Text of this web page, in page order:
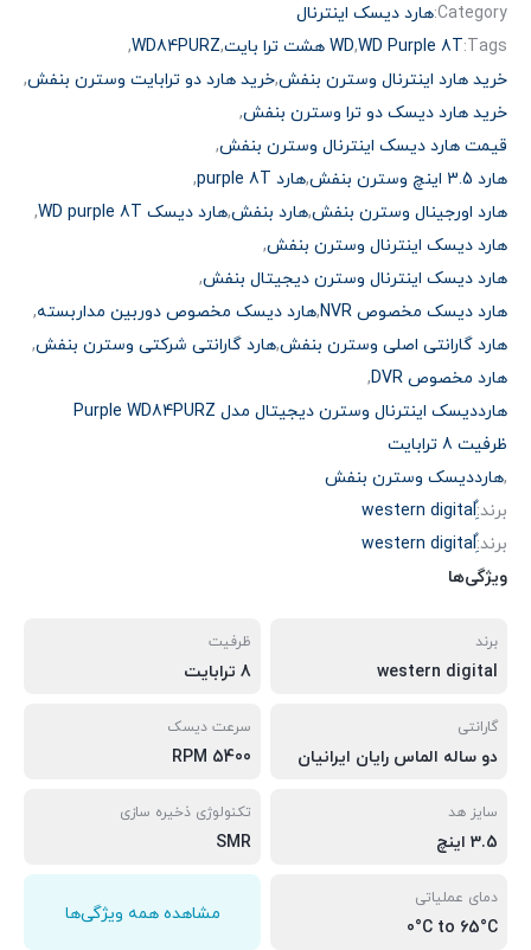
Category:هارد دیسک اینترنال
Tags:
WD Purple 8T
,WD هشت ترا بایت ,
WD84PURZ
,
خرید هارد اینترنال وسترن بنفش,خرید هارد دو ترابایت وسترن بنفش,
خرید هارد دیسک دو ترا وسترن بنفش,
قیمت هارد دیسک اینترنال وسترن بنفش,
هارد 3.5 اینچ وسترن بنفش
,هارد purple 8T
,
هارد اورجینال وسترن بنفش,هارد بنفش,هارد دیسک WD purple 8T
,
هارد دیسک اینترنال وسترن بنفش,
هارد دیسک اینترنال وسترن دیجیتال بنفش,
هارد دیسک مخصوص NVR
,هارد دیسک مخصوص دوربین مداربسته,
هارد گارانتی اصلی وسترن بنفش,هارد گارانتی شرکتی وسترن بنفش,
هارد مخصوص DVR
,
هارددیسک اینترنال وسترن دیجیتال مدل Purple WD84PURZ
ظرفیت 8 ترابایت
,هارددیسک وسترن بنفش
برند:
برند:
ویژگی‌ها
برند
western digital
ظرفیت
8 ترابایت
گارانتی
دو ساله الماس رایان ایرانیان
سرعت دیسک
5400 RPM
سایز هد
3.5 اینچ
تکنولوژی ذخیره سازی
SMR
دمای عملیاتی
0°C to 65°C
مشاهده همه ویژگی‌ها